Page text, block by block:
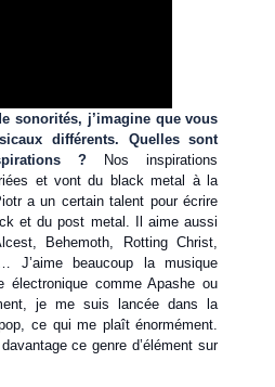
sonorités, j’imagine que vous
différents. Quelles sont
? Nos inspirations
et vont du black metal à la
a un certain talent pour écrire
et du post metal. Il aime aussi
Behemoth, Rotting Christ,
beaucoup la musique
électronique comme Apashe ou
je me suis lancée dans la
ce qui me plaît énormément.
davantage ce genre d’élément sur